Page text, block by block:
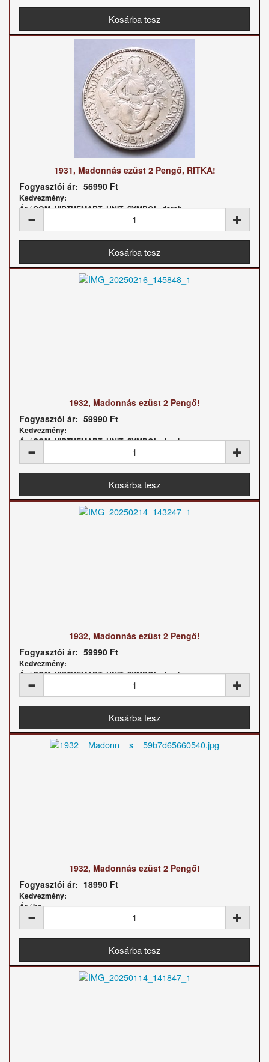
1931, Madonnás ezüst 2 Pengő, RITKA!
Fogyasztói ár: 56990 Ft
Kedvezmény:
Ár / COM_VIRTUEMART_UNIT_SYMBOL_darab:
1932, Madonnás ezüst 2 Pengő!
Fogyasztói ár: 59990 Ft
Kedvezmény:
Ár / COM_VIRTUEMART_UNIT_SYMBOL_darab:
1932, Madonnás ezüst 2 Pengő!
Fogyasztói ár: 59990 Ft
Kedvezmény:
Ár / COM_VIRTUEMART_UNIT_SYMBOL_darab:
1932, Madonnás ezüst 2 Pengő!
Fogyasztói ár: 18990 Ft
Kedvezmény:
Ár / kg: